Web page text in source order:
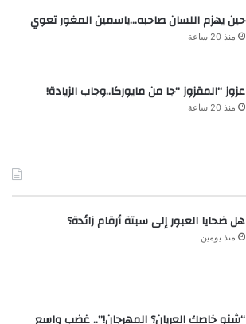
حين يهزم اللسان صاحبه…ياسمين المغور تعوي
منذ 20 ساعة
عزوز “المقزوز “جا من مايوركا..وجاب الزيادة!
منذ 20 ساعة
هل ضحايا العبور إلى سبتة أرقام زائدة؟
منذ يومين
“شنو خاصك العريان؟ المهرجان!”.. غضب واسع